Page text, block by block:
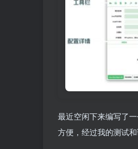
最近空闲下来编写了
方便，经过我的测试